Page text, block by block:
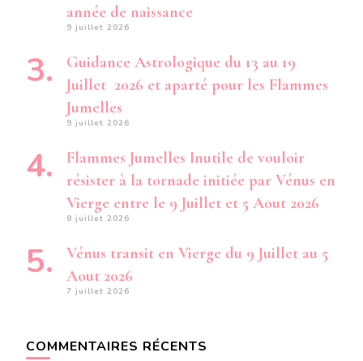
année de naissance
9 juillet 2026
Guidance Astrologique du 13 au 19
Juillet 2026 et aparté pour les Flammes
Jumelles
9 juillet 2026
Flammes Jumelles Inutile de vouloir
résister à la tornade initiée par Vénus en
Vierge entre le 9 Juillet et 5 Aout 2026
8 juillet 2026
Vénus transit en Vierge du 9 Juillet au 5
Aout 2026
7 juillet 2026
COMMENTAIRES RÉCENTS